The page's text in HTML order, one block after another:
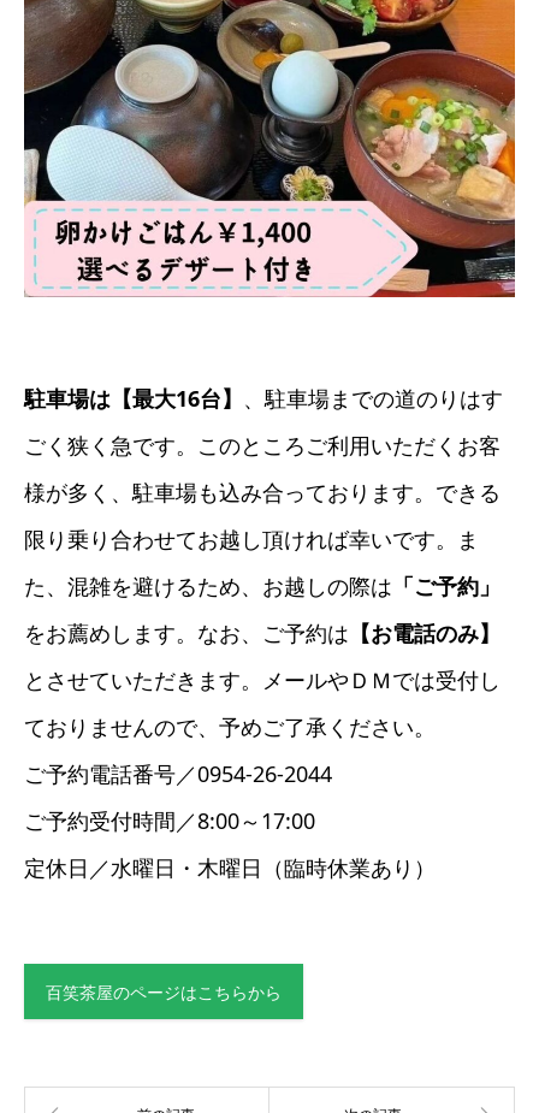
駐車場は【最大16台】 、駐車場までの道のりはす
ごく狭く急です。このところご利用いただくお客
様が多く、駐車場も込み合っております。できる
限り乗り合わせてお越し頂ければ幸いです。ま
た、混雑を避けるため、お越しの際は 「ご予約」
をお薦めします。なお、ご予約は 【お電話のみ】
とさせていただきます。メールやＤＭでは受付し
ておりませんので、予めご了承ください。
ご予約電話番号／0954-26-2044
ご予約受付時間／8:00～17:00
定休日／水曜日・木曜日（臨時休業あり）
百笑茶屋のページはこちらから